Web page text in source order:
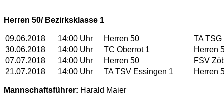
Herren 50/ Bezirksklasse 1
09.06.2018 14:00 Uhr Herren 50
TA
30.06.2018
14:00 Uhr TC Oberrot 1
Herren
07.07.2018
14:00 Uhr Herren 50
FSV
21.07.2018
14:00 Uhr TA TSV Essingen 1 Herren
Mannschaftsführer: Harald Maier